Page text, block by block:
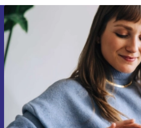
Přihlas se k odběru
ušetři 400 Kč!
Už nikdy nepromeškej
Chci voucher
Informace o použití osobních údajů najdeš v